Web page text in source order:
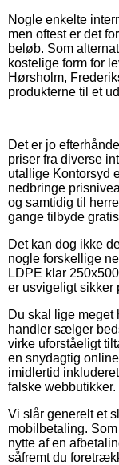
Nogle enkelte
men oftest er det
beløb. Som
kostelige form for
Hørsholm,
produkterne til et
Det er jo
priser fra diverse
utallige Kontorsyd
nedbringe
og samtidig til
gange tilbyde
Det kan dog ikke
nogle forskellige
LDPE klar
er usvigeligt sikker
Du skal lige meget
handler sælger
virke uforståeligt
en snydagtig
imidlertid
falske webbutikker.
Vi slår generelt et
mobilbetaling.
nytte af en
såfremt du